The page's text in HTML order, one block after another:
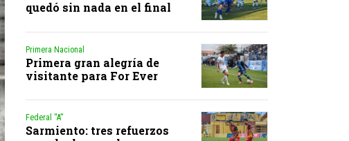
quedó sin nada en el final
Primera Nacional
Primera gran alegría de
visitante para For Ever
Federal “A”
Sarmiento: tres refuerzos